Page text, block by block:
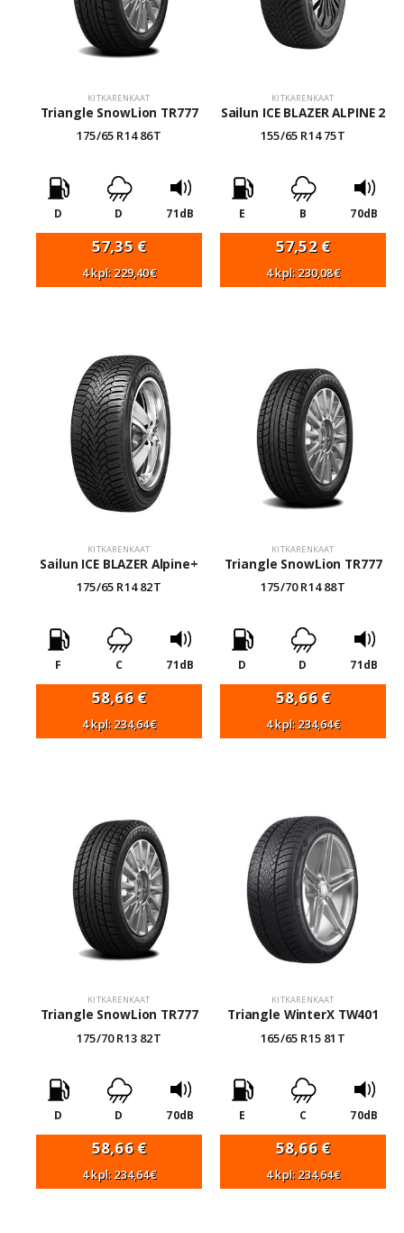
KITKARENKAAT
Triangle SnowLion TR777
175/65 R14 86T
D D 71dB
57,35 €
4 kpl: 229,40€
KITKARENKAAT
Sailun ICE BLAZER ALPINE 2
155/65 R14 75T
E B 70dB
57,52 €
4 kpl: 230,08€
KITKARENKAAT
Sailun ICE BLAZER Alpine+
175/65 R14 82T
F C 71dB
58,66€
4 kpl: 234,64€
KITKARENKAAT
Triangle SnowLion TR777
175/70 R14 88T
D D 71dB
58,66€
4 kpl: 234,64€
KITKARENKAAT
Triangle SnowLion TR777
175/70 R13 82T
D D 70dB
58,66€
4 kpl: 234,64€
KITKARENKAAT
Triangle WinterX TW401
165/65 R15 81T
E C 70dB
58,66€
4 kpl: 234,64€